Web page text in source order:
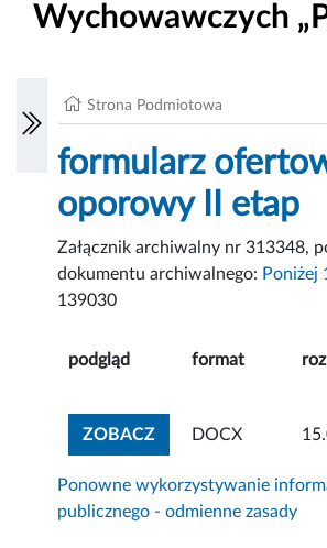
Wychowawczych
Strona Podmiotowa
formularz
oporowy II etap
Załącznik archiwalny nr 313348,
dokumentu archiwalnego: Poniżej
139030
podgląd format
ZOBACZZOBACZ
DOCX
Ponowne wykorzystywanie
publicznego - odmienne zasady